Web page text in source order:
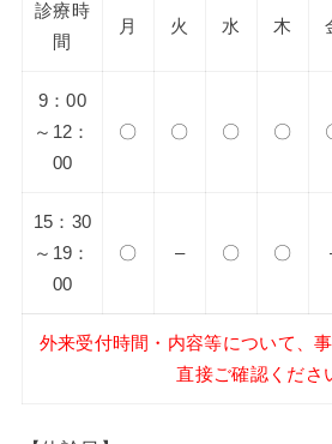
診療時
間
月 火 水 木
9：00
～12：
00
〇 〇 〇 〇
15：30
～19：
00
〇 – 〇 〇
外来受付時間・内容等について、
直接ご確認くださ